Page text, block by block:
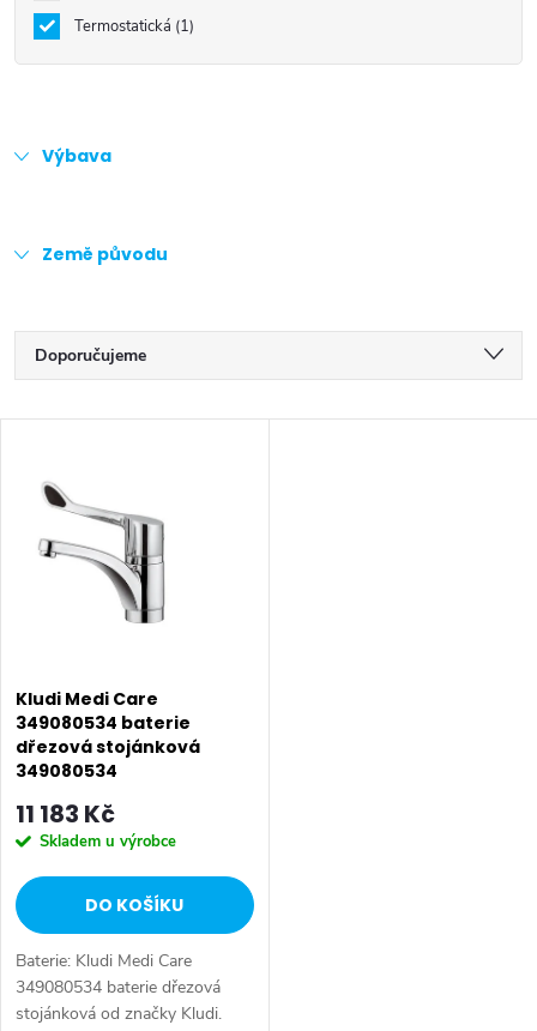
Termostatická 1
Výbava
Země původu
Ř
a
n
p
r
o
d
u
k
t
Doporučujeme
Nejprodávanější
Abecedně
p
p
r
o
d
u
k
Kludi Medi Care
349080534 baterie
dřezová stojánková
349080534
11 183 Kč
Skladem u výrobce
DO KOŠÍKU
Baterie: Kludi Medi Care
349080534 baterie dřezová
stojánková od značky Kludi.